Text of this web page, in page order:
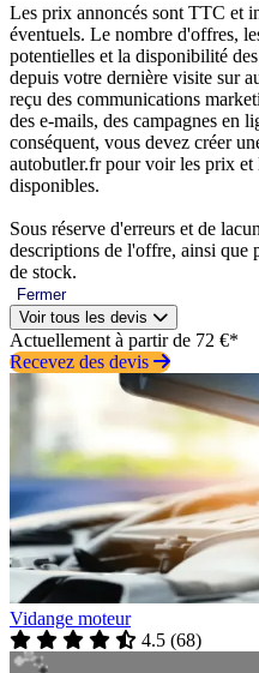
Les prix annoncés sont TTC et
éventuels. Le nombre d'offres,
potentielles et la disponibilité
depuis votre dernière visite sur
reçu des communications
des e-mails, des campagnes en
conséquent, vous devez créer
autobutler.fr pour voir les prix et
disponibles.
Sous réserve d'erreurs et de
descriptions de l'offre, ainsi que
de stock.
Fermer
Voir tous les devis
Actuellement à partir de 72 €*
Recevez des devis
Vidange moteur
4.5 (68)